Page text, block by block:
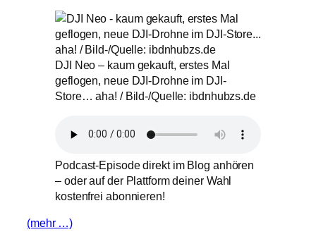
DJI Neo – kaum gekauft, erstes Mal
geflogen, neue DJI-Drohne im DJI-
Store… aha! / Bild-/Quelle: ibdnhubzs.de
Podcast-Episode direkt im Blog anhören
– oder auf der Plattform deiner Wahl
kostenfrei abonnieren!
(mehr …)